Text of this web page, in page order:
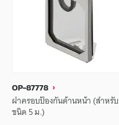
OP-87778
ฝาครอบป้องกันด้านหน้า (สำหรับ
ชนิด 5 ม.)